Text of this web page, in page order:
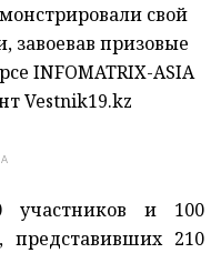
свой
завоевав призовые
INFOMATRIX-ASIA
Vestnik19.kz
участников и 100
представивших 210